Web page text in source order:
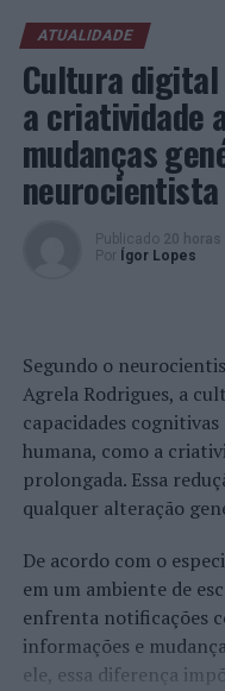
sabores e saberes da
NÃO PERCA
TOUR10 escolhe o
evento Format10 em
ATUALIDADE
Cultura digital
a criatividade
mudanças
neurocientista
Publicado 20 horas
Por
Ígor Lopes
Segundo o
Agrela Rodrigues, a
capacidades
humana, como a
prolongada. Essa
qualquer alteração
De acordo com o
em um ambiente de
enfrenta notificações
informações e
ele, essa diferença